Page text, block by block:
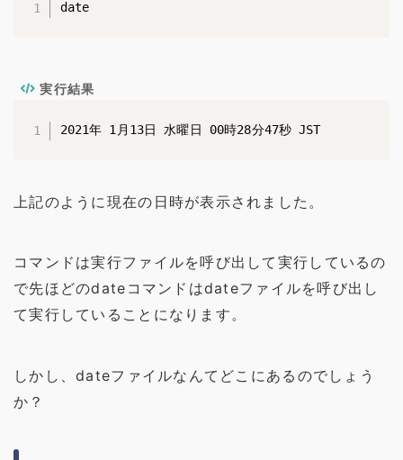
date
実行結果
2021年 1月13日 水曜日 00時28分47秒 JST
上記のように現在の日時が表示されました。
コマンドは実行ファイルを呼び出して実行しているの
で先ほどのdateコマンドはdateファイルを呼び出し
て実行していることになります。
しかし、dateファイルなんてどこにあるのでしょう
か？